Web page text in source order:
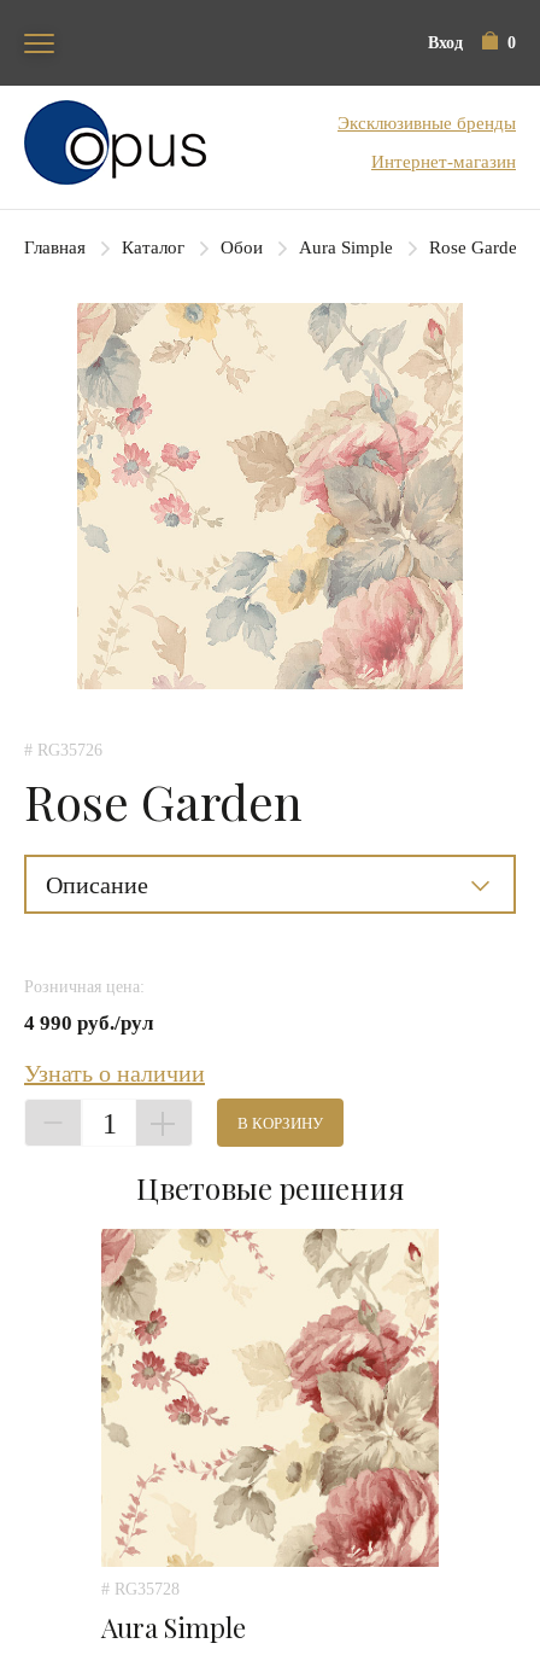
Вход 0
Блок поиска
Эксклюзивные бренды
Интернет-магазин
Главная Каталог Обои Aura Simple Rose Garden
# RG35726
Rose Garden
Описание
Розничная цена:
4 990 руб./рул
Узнать о наличии
1 В КОРЗИНУ
Цветовые решения
# RG35728
Aura Simple